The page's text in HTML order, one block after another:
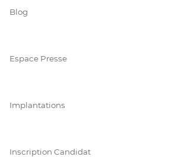
Blog
Espace Presse
Implantations
Inscription Candidat